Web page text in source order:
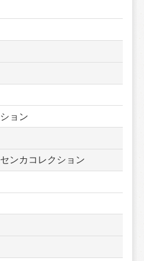
ョン
ンカコレクション